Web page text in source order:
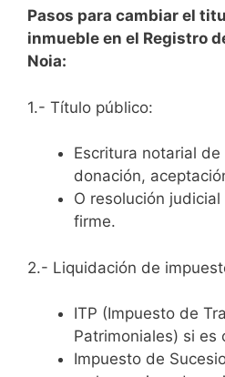
Pasos para cambiar el
inmueble en el Registro
Noia:
1.- Título público:
Escritura notarial
donación,
O resolución
firme.
2.- Liquidación de
ITP (Impuesto de
Patrimoniales) si es
Impuesto de